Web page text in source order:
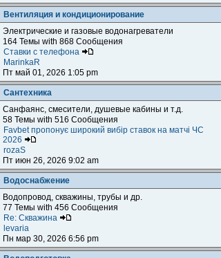
Вентиляция и кондиционирование
Электрические и газовые водонагреватели
164 Темы with 868 Сообщения
Ставки с телефона
MarinkaR
Пт май 01, 2026 1:05 pm
Сантехника
Санфаянс, смесители, душевые кабины и т.д.
58 Темы with 516 Сообщения
Favbet пропонує широкий вибір ставок на матчі ЧС
2026
rozaS
Пт июн 26, 2026 9:02 am
Водоснабжение
Водопровод, скважины, трубы и др.
77 Темы with 456 Сообщения
Re: Скважина
levaria
Пн мар 30, 2026 6:56 pm